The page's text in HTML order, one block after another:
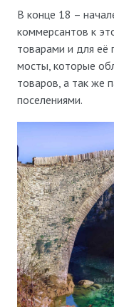
В конце 18 –
коммерсантов к
товарами и для её
мосты, которые
товаров, а так же
поселениями.